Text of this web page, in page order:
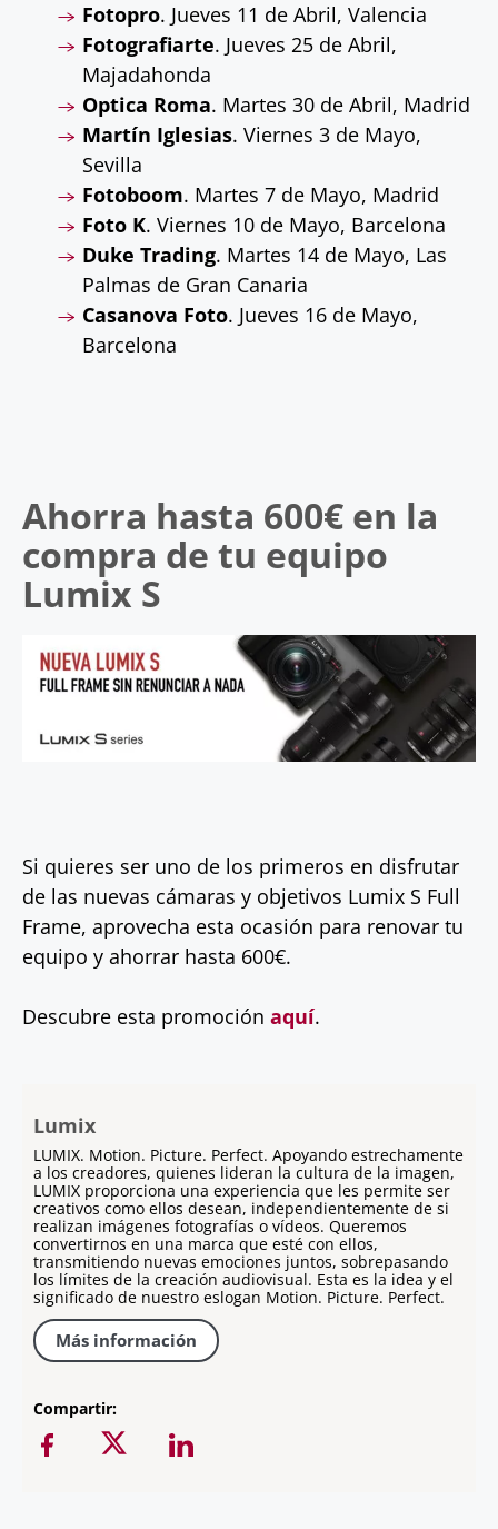
Fotopro. Jueves 11 de Abril, Valencia
Fotografiarte. Jueves 25 de Abril,
Majadahonda
Optica Roma. Martes 30 de Abril, Madrid
Martín Iglesias. Viernes 3 de Mayo,
Sevilla
Fotoboom. Martes 7 de Mayo, Madrid
Foto K. Viernes 10 de Mayo, Barcelona
Duke Trading. Martes 14 de Mayo, Las
Palmas de Gran Canaria
Casanova Foto. Jueves 16 de Mayo,
Barcelona
Ahorra hasta 600€ en la
compra de tu equipo
Lumix S
Si quieres ser uno de los primeros en disfrutar
de las nuevas cámaras y objetivos Lumix S Full
Frame, aprovecha esta ocasión para renovar tu
equipo y ahorrar hasta 600€.
Descubre esta promoción aquí.
Lumix
LUMIX. Motion. Picture. Perfect. Apoyando estrechamente
a los creadores, quienes lideran la cultura de la imagen,
LUMIX proporciona una experiencia que les permite ser
creativos como ellos desean, independientemente de si
realizan imágenes fotografías o vídeos. Queremos
convertirnos en una marca que esté con ellos,
transmitiendo nuevas emociones juntos, sobrepasando
los límites de la creación audiovisual. Esta es la idea y el
significado de nuestro eslogan Motion. Picture. Perfect.
Más información
Compartir: